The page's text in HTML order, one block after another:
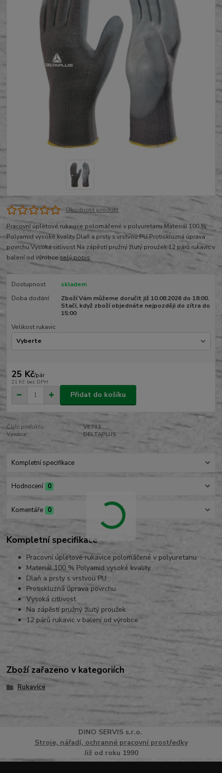
Ohodnotit produkt
Pracovní úpletové rukavice polomáčené v polyuretanu Materiál 100 %
Polyamid vysoké kvality Dlaň a prsty s vrstvou PU Protiskluzná úprava
povrchu Vysoká citlivost Na zápěstí pružný žlutý proužek 12 párů rukavic v
balení od výrobce celý popis
Dostupnost
skladem
Doba dodání
Zboží Vám můžeme doručit již 10.08.2026 do 18:00.
Stačí, když zboží objednáte nejpozději do zítra do
15:00
Velikost rukavic
25 Kč/pár
21 Kč bez DPH
Přidat do košíku
Číslo produktu:
VE702
Výrobce:
DELTAPLUS
Kompletní specifikace
Hodnocení 0
Komentáře 0
Kompletní specifikace
Pracovní úpletové rukavice polomáčené v polyuretanu
Materiál 100 % Polyamid vysoké kvality
Dlaň a prsty s vrstvou PU
Protiskluzná úprava povrchu
Vysoká citlivost
Na zápěstí pružný žlutý proužek
12 párů rukavic v balení od výrobce
Zboží zařazeno v kategoriích
Rukavice
DINO SERVISs.r.o.
Stroje, nářadí, ochranné pracovní prostředky
Již od roku 1990